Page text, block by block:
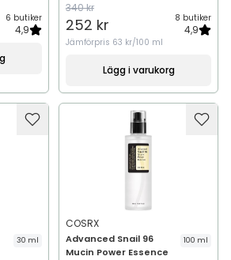
6 butiker
4,9
340 kr
252 kr 8 butiker
4,9
Jämförpris 63 kr/100 ml
Lägg i varukorg
30 ml
COSRX
Advanced Snail 96
Mucin Power Essence
100 ml